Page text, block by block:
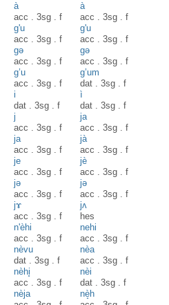
à
acc .3sg .f
à
acc .3sg .f
g'u
acc .3sg .f
g'u
acc .3sg .f
gə
acc .3sg .f
gə
acc .3sg .f
g’u
acc .3sg .f
g’um
dat .3sg .f
i
dat .3sg .f
ì
dat .3sg .f
j
acc .3sg .f
ja
acc .3sg .f
ja
acc .3sg .f
jà
acc .3sg .f
je
acc .3sg .f
jè
acc .3sg .f
jə
acc .3sg .f
jə
acc .3sg .f
jɤ
acc .3sg .f
jʌ
hes
n'èhi
acc .3sg .f
nehi
acc .3sg .f
nèvu
dat .3sg .f
nèa
acc .3sg .f
nèhi̥
acc .3sg .f
nèi
dat .3sg .f
nèja
nè̝h